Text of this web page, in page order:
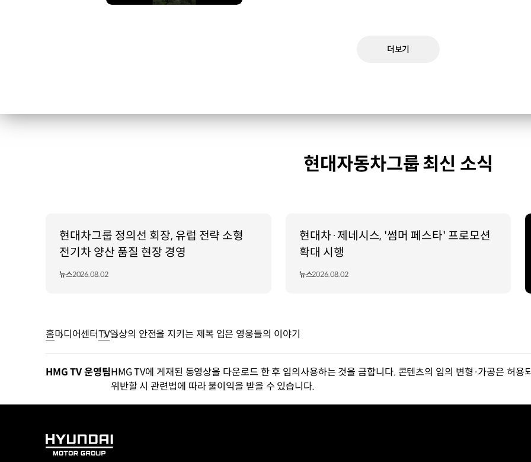
더보기
현대자동차그룹 최신 소식
현대차그룹 정의선 회장, 유럽 전략 소형
전기차 양산 품질 현장 경영
뉴스2026.08.02
현대차·제네시스, '썸머 페스타' 프로모션
확대 시행
뉴스2026.08.02
홈미디어센터TV일상의 안전을 지키는 제복 입은 영웅들의 이야기
HMG TV 운영팀HMG TV에 게재된 동영상을 다운로드 한 후 임의사용하는 것을 금합니다. 콘텐츠의 임의 변형·가공은 허
위반할 시 관련법에 따라 불이익을 받을 수 있습니다.
HYUNDAI